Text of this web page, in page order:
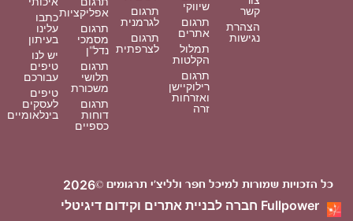
קשר
הצהרת
נגישות
שיווקי
תרגום
אתרים
תמלול
הקלטות
תרגום
רילוקיישן
ואזרחות
זרה
תרגום
לגרמנית
תרגום
לצרפתית
אפליקציות
תרגום
מסמכי
נדל"ן
תרגום
תלושי
משכורת
תרגום
דוחות
כספיים
כתבו
עלינו
בעיתון
יש לנו
טיפים
עבורכם
טיפים
לעסקים
בינלאומיים
כל הזכויות שמורות למיכל חפר ולליצ'י תרגומים ©2026
Fullpower חברה לבניית אתרים וקידום דיגיטלי